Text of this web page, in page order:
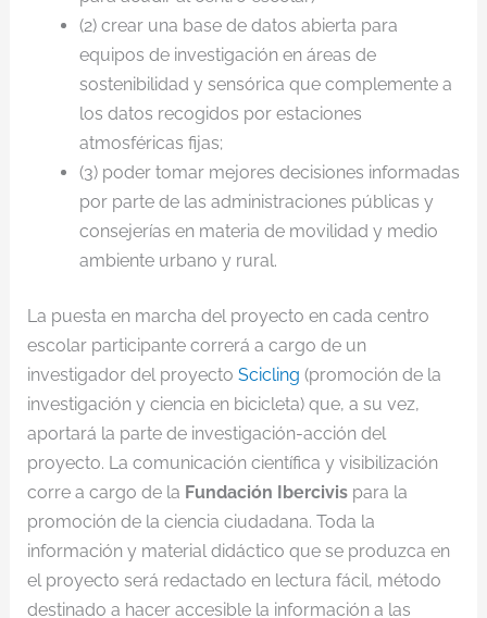
(2) crear una base de datos abierta para
equipos de investigación en áreas de
sostenibilidad y sensórica que complemente a
los datos recogidos por estaciones
atmosféricas fijas;
(3) poder tomar mejores decisiones informadas
por parte de las administraciones públicas y
consejerías en materia de movilidad y medio
ambiente urbano y rural.
La puesta en marcha del proyecto en cada centro
escolar participante correrá a cargo de un
investigador del proyecto Scicling (promoción de la
investigación y ciencia en bicicleta) que, a su vez,
aportará la parte de investigación-acción del
proyecto. La comunicación científica y visibilización
corre a cargo de la Fundación Ibercivis para la
promoción de la ciencia ciudadana. Toda la
información y material didáctico que se produzca en
el proyecto será redactado en lectura fácil, método
destinado a hacer accesible la información a las